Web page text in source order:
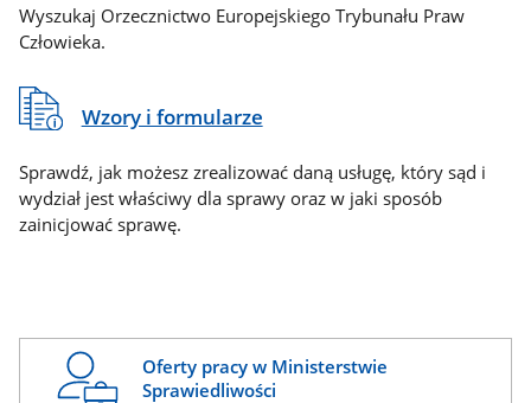
Wyszukaj Orzecznictwo Europejskiego Trybunału Praw
Człowieka.
Wzory i formularze
Sprawdź, jak możesz zrealizować daną usługę, który sąd i
wydział jest właściwy dla sprawy oraz w jaki sposób
zainicjować sprawę.
Oferty pracy w Ministerstwie
Sprawiedliwości